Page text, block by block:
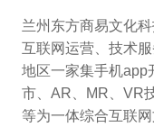
兰州东方商易文化
互联网运营、技术
地区一家集手机app
市、AR、MR、VR
等为一体综合互联网